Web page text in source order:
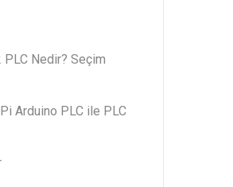
Nedir? Seçim
Arduino PLC ile PLC